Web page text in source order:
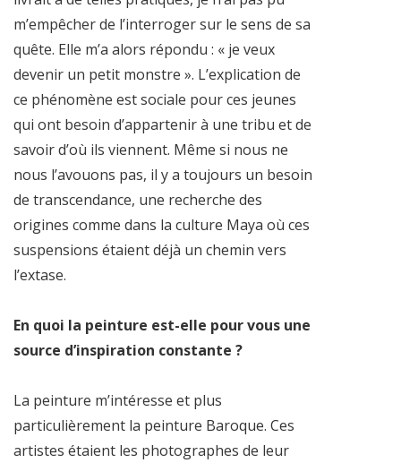
m’empêcher de l’interroger sur le sens de sa
quête. Elle m’a alors répondu : « je veux
devenir un petit monstre ». L’explication de
ce phénomène est sociale pour ces jeunes
qui ont besoin d’appartenir à une tribu et de
savoir d’où ils viennent. Même si nous ne
nous l’avouons pas, il y a toujours un besoin
de transcendance, une recherche des
origines comme dans la culture Maya où ces
suspensions étaient déjà un chemin vers
l’extase.
En quoi la peinture est-elle pour vous une
source d’inspiration constante ?
La peinture m’intéresse et plus
particulièrement la peinture Baroque. Ces
artistes étaient les photographes de leur